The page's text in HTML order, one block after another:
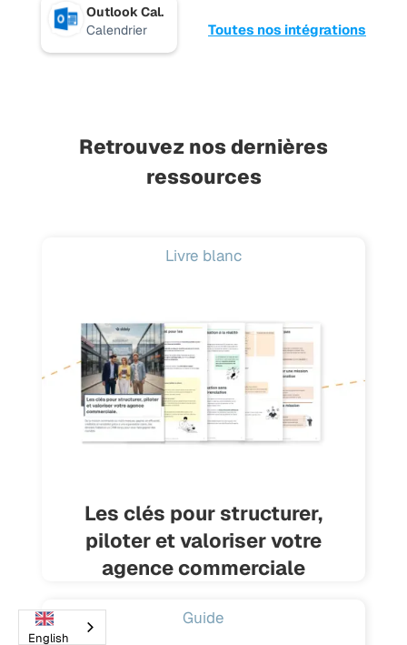
Outlook Cal.
Calendrier
Toutes nos intégrations
Retrouvez nos dernières
ressources
Livre blanc
Les clés pour structurer,
piloter et valoriser votre
agence commerciale
Guide
English